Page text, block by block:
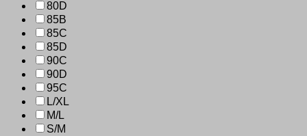
80D
85B
85C
85D
90C
90D
95C
L/XL
M/L
S/M